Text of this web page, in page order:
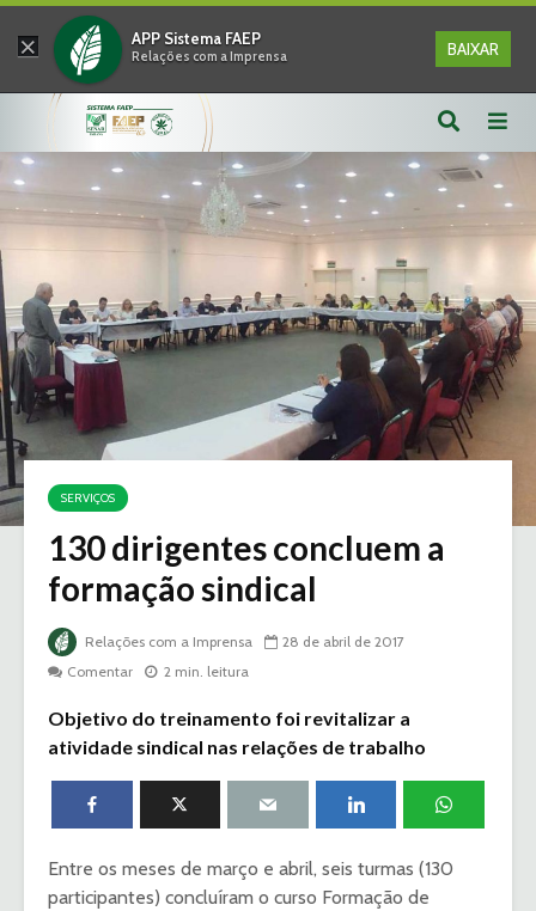
× APP Sistema FAEP
Relações com a Imprensa BAIXAR
SERVIÇOS
130 dirigentes concluem a
formação sindical
Relações com a Imprensa
28 de abril de 2017
Comentar
2 min. leitura
Objetivo do treinamento foi revitalizar a
atividade sindical nas relações de trabalho
Entre os meses de março e abril, seis turmas (130
participantes) concluíram o curso Formação de